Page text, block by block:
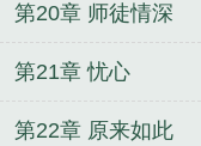
第20章 师徒情深
第21章 忧心
第22章 原来如此